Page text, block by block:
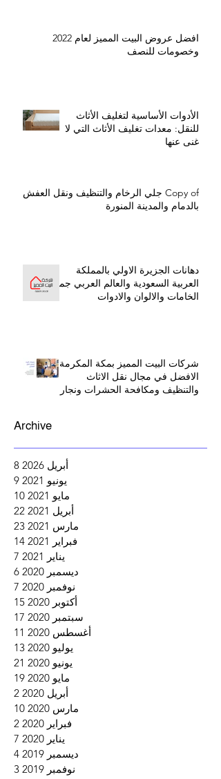
افضل عروض البيت المميز لعام 2022
وخصومات للنصف
الأدوات الأساسية لتغليف الأثاث
للنقل: معدات تغليف الأثاث التي لا
غنى عنها
Copy of جلي الرخام والتنظيف ونقل العفش
بالدمام والمدينة المنورة
دهانات الجزيرة الاولي بالمملكة
العربية السعودية والعالم العربي جميع
الخامات والالوان والادوات
شركات البيت المميز بمكة المكرمة
الافضل في مجال نقل الاثاث
والتنظيف ومكافحة الحشرات ونجار
Archive
أبريل 2026 8
يونيو 2021
9
مايو 2021
10
أبريل 2021
22
مارس 2021
23
فبراير 2021
14
يناير 2021
7
ديسمبر 2020
6
نوفمبر 2020
7
أكتوبر 2020
15
سبتمبر 2020
17
أغسطس 2020
11
يوليو 2020
13
يونيو 2020
21
مايو 2020
19
أبريل 2020
2
مارس 2020
10
فبراير 2020
2
يناير 2020
7
ديسمبر 2019
4
نوفمبر 2019
3